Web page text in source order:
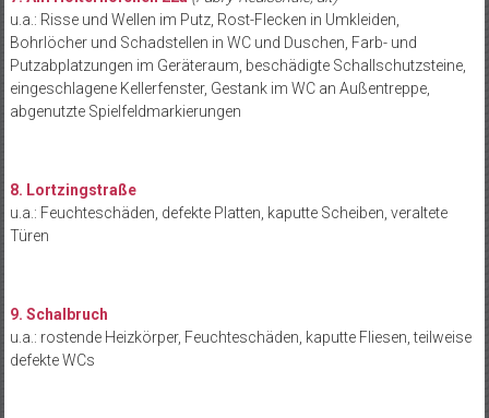
u.a.: Risse und Wellen im Putz, Rost-Flecken in Umkleiden,
Bohrlöcher und Schadstellen in WC und Duschen, Farb- und
Putzabplatzungen im Geräteraum, beschädigte Schallschutzsteine,
eingeschlagene Kellerfenster, Gestank im WC an Außentreppe,
abgenutzte Spielfeldmarkierungen
8. Lortzingstraße
u.a.: Feuchteschäden, defekte Platten, kaputte Scheiben, veraltete
Türen
9. Schalbruch
u.a.: rostende Heizkörper, Feuchteschäden, kaputte Fliesen, teilweise
defekte WCs